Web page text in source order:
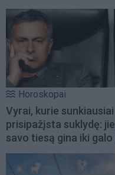
Horoskopai
Vyrai, kurie sunkiausiai
prisipažįsta suklydę: jie
savo tiesą gina iki galo